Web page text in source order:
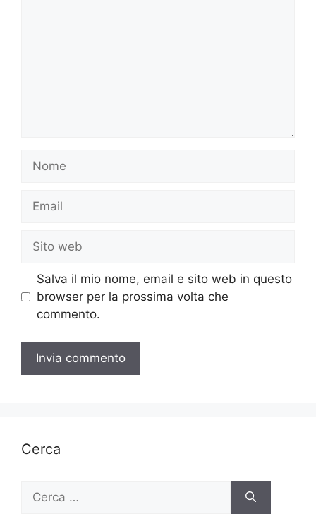
Nome
Email
Sito
web
Salva il mio nome, email e sito web in questo
browser per la prossima volta che
commento.
Cerca
per: